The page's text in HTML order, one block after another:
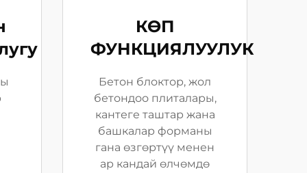
КӨП
ФУНКЦИЯЛУУЛУК
Бетон блоктор, жол
бетондоо плиталары,
кантеге таштар жана
башкалар форманы
гана өзгөртүү менен
ар кандай өлчөмдө